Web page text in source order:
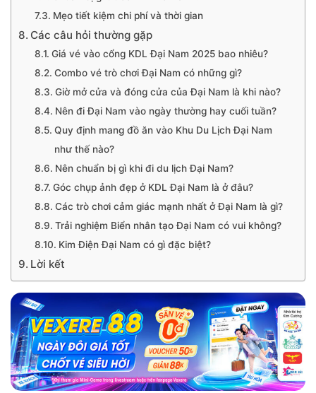
Mẹo tiết kiệm chi phí và thời gian
Các câu hỏi thường gặp
Giá vé vào cổng KDL Đại Nam 2025 bao nhiêu?
Combo vé trò chơi Đại Nam có những gì?
Giờ mở cửa và đóng cửa của Đại Nam là khi nào?
Nên đi Đại Nam vào ngày thường hay cuối tuần?
Quy định mang đồ ăn vào Khu Du Lịch Đại Nam
như thế nào?
Nên chuẩn bị gì khi đi du lịch Đại Nam?
Góc chụp ảnh đẹp ở KDL Đại Nam là ở đâu?
Các trò chơi cảm giác mạnh nhất ở Đại Nam là gì?
Trải nghiệm Biển nhân tạo Đại Nam có vui không?
Kim Điện Đại Nam có gì đặc biệt?
Lời kết